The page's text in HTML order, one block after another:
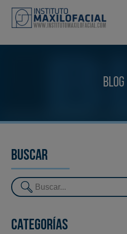
Blog
Buscar
Categorías